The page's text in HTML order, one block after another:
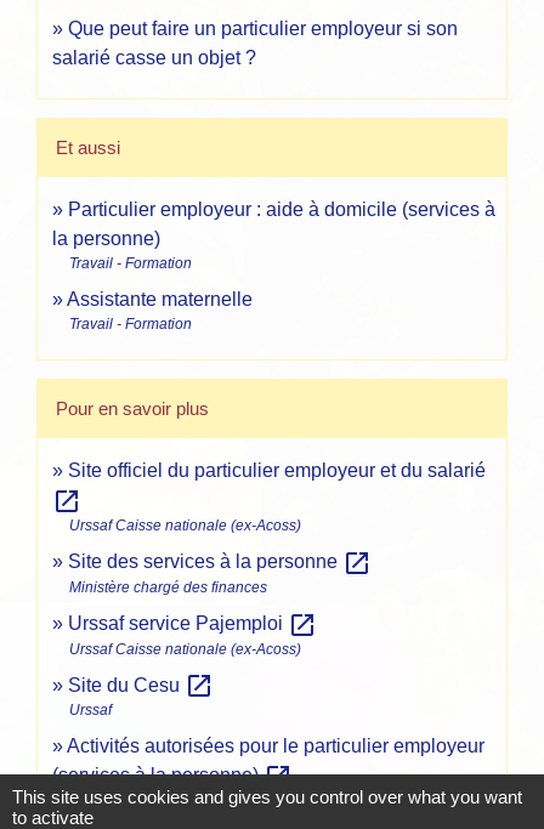
Que peut faire un particulier employeur si son
salarié casse un objet ?
Et aussi
Particulier employeur : aide à domicile (services à
la personne)
Travail - Formation
Assistante maternelle
Travail - Formation
Pour en savoir plus
Site officiel du particulier employeur et du salarié
open_in_new
Urssaf Caisse nationale (ex-Acoss)
Site des services à la personne open_in_new
Ministère chargé des finances
Urssaf service Pajemploi open_in_new
Urssaf Caisse nationale (ex-Acoss)
Site du Cesu open_in_new
Urssaf
Activités autorisées pour le particulier employeur
(services à la personne)open_in_new
Ministère chargé de l'économie
This site uses cookies and gives you control over what you want
to activate